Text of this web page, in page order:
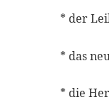
* der
* das
* die